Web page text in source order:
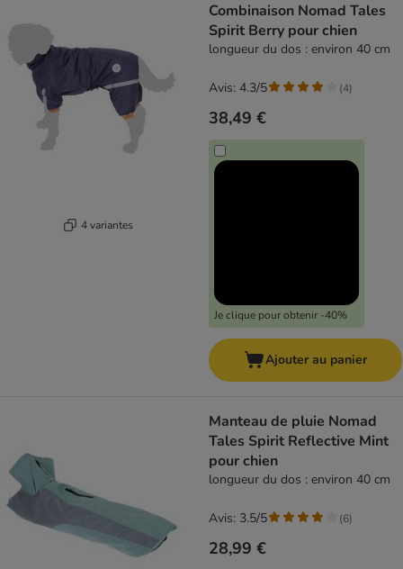
4 variantes
Combinaison Nomad Tales
Spirit Berry pour chien
longueur du dos : environ 40 cm
38,49 €
Je clique pour obtenir -40%
Avis: 4.3/5 (4)
Ajouter au panier
Manteau de pluie Nomad
Tales Spirit Reflective Mint
pour chien
longueur du dos : environ 40 cm
28,99 €
Avis: 3.5/5 (6)